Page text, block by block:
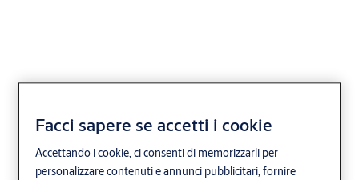
Frontale 173
effeff
Facci sapere se accetti i cookie
Accettando i cookie, ci consenti di memorizzarli per
personalizzare contenuti e annunci pubblicitari, fornire